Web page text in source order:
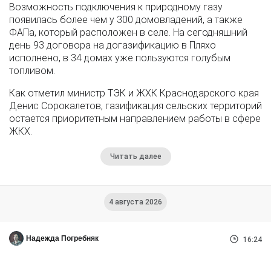
Возможность подключения к природному газу
появилась более чем у 300 домовладений, а также
ФАПа, который расположен в селе. На сегодняшний
день 93 договора на догазификацию в Пляхо
исполнено, в 34 домах уже пользуются голубым
топливом.
Как отметил министр ТЭК и ЖХК Краснодарского края
Денис Сорокалетов, газификация сельских территорий
остается приоритетным направлением работы в сфере
ЖКХ.
Читать далее
4 августа 2026
Надежда Погребняк 16:24